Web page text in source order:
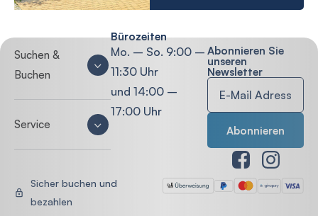
Suchen &
Buchen
Service
Bürozeiten
Mo. – So. 9:00 –
11:30 Uhr
und 14:00 –
17:00 Uhr
Abonnieren Sie
unseren
Newsletter
Sicher buchen und
bezahlen